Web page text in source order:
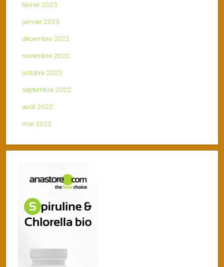
février 2023
janvier 2023
décembre 2022
novembre 2022
octobre 2022
septembre 2022
août 2022
mai 2022